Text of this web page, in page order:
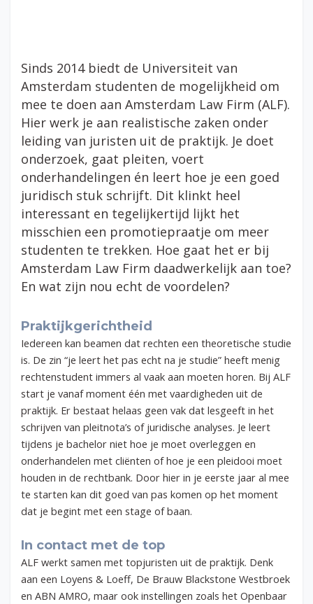
Sinds 2014 biedt de Universiteit van
Amsterdam studenten de mogelijkheid om
mee te doen aan Amsterdam Law Firm (ALF).
Hier werk je aan realistische zaken onder
leiding van juristen uit de praktijk. Je doet
onderzoek, gaat pleiten, voert
onderhandelingen én leert hoe je een goed
juridisch stuk schrijft. Dit klinkt heel
interessant en tegelijkertijd lijkt het
misschien een promotiepraatje om meer
studenten te trekken. Hoe gaat het er bij
Amsterdam Law Firm daadwerkelijk aan toe?
En wat zijn nou echt de voordelen?
Praktijkgerichtheid
Iedereen kan beamen dat rechten een theoretische studie
is. De zin “je leert het pas echt na je studie” heeft menig
rechtenstudent immers al vaak aan moeten horen. Bij ALF
start je vanaf moment één met vaardigheden uit de
praktijk. Er bestaat helaas geen vak dat lesgeeft in het
schrijven van pleitnota’s of juridische analyses. Je leert
tijdens je bachelor niet hoe je moet overleggen en
onderhandelen met cliënten of hoe je een pleidooi moet
houden in de rechtbank. Door hier in je eerste jaar al mee
te starten kan dit goed van pas komen op het moment
dat je begint met een stage of baan.
In contact met de top
ALF werkt samen met topjuristen uit de praktijk. Denk
aan een Loyens & Loeff, De Brauw Blackstone Westbroek
en ABN AMRO, maar ook instellingen zoals het Openbaar